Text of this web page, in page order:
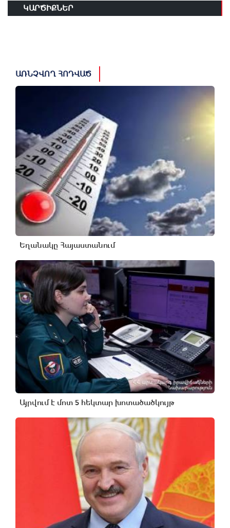
ԿԱՐԾԻՔՆԵՐ
ԱՌՆՉՎՈՂ ՀՈԴՎԱԾ
Եղանակը Հայաստանում
Այրվում է մոտ 5 հեկտար խոտածածկույթ